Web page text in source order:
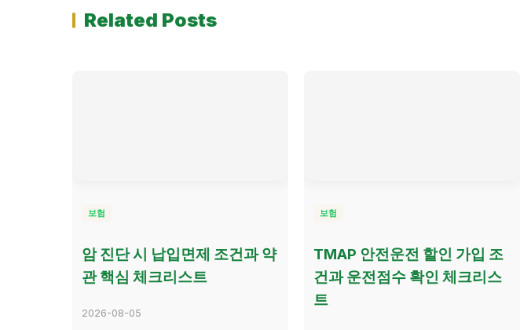
Related Posts
보험
암 진단 시 납입면제 조건과 약
관 핵심 체크리스트
2026-08-05
보험
TMAP 안전운전 할인 가입 조
건과 운전점수 확인 체크리스
트